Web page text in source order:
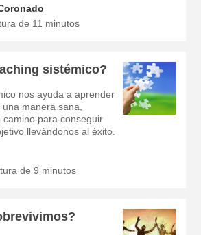
de 11 minutos
sistémico?
nos ayuda a aprender
manera sana,
para conseguir
llevándonos al éxito.
de 9 minutos